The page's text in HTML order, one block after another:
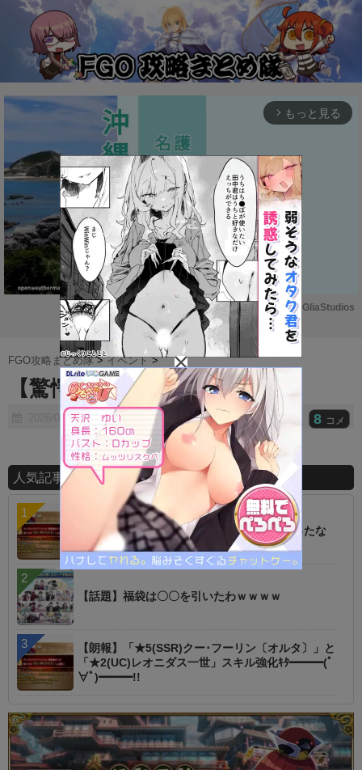
arrow_forward_ios もっと見る
M
u
t
Powered by GliaStudios
FGO攻略まとめ隊 >イベント >
【驚愕】復刻の復刻！？
2026/06/09 8 コメ
人気記事ランキング
【朗報】オルタニキは欲しいもの全部もらったな
【話題】福袋は〇〇を引いたわｗｗｗｗ
【朗報】「★5(SSR)クー･フーリン〔オルタ〕」と
「★2(UC)レオニダス一世」スキル強化ｷﾀ━━━(ﾟ
∀ﾟ)━━━!!